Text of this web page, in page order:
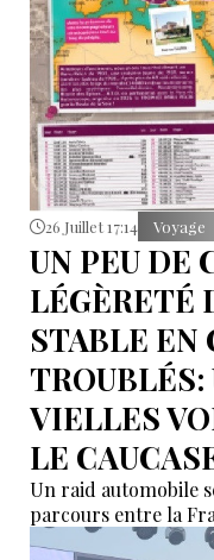
26 Juillet 17:14 Voyage
UN PEU DE
LÉGÈRETÉ
STABLE EN
TROUBLÉS:
VIELLES
LE
Un raid automobile
parcours entre la